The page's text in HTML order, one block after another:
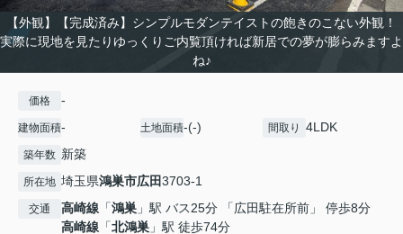
【外観】【完成済み】シンプルモダンテイストの飽きのこない外観！
実際に現地を見たりゆっくりご内覧頂ければ新居での夢が膨らみますよ
ね♪
価格 -
建物面積- 土地面積-(-) 間取り 4LDK
築年数 新築
所在地 埼玉県鴻巣市広田3703-1
交通 高崎線 「鴻巣 」駅 バス25分 「広田駐在所前」 停歩8分
高崎線 「北鴻巣 」駅 徒歩74分